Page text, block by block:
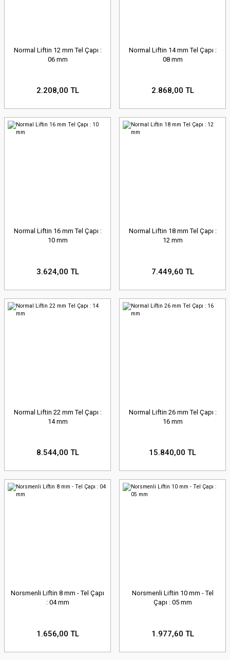
Normal Liftin 12 mm Tel Çapı :
06 mm
2.208,00 TL
Normal Liftin 14 mm Tel Çapı :
08 mm
2.868,00 TL
Normal Liftin 16 mm Tel Çapı :
10 mm
3.624,00 TL
Normal Liftin 18 mm Tel Çapı :
12 mm
7.449,60 TL
Normal Liftin 22 mm Tel Çapı :
14 mm
8.544,00 TL
Normal Liftin 26 mm Tel Çapı :
16 mm
15.840,00 TL
Norsmenli Liftin 8 mm - Tel Çapı
: 04 mm
1.656,00 TL
Norsmenli Liftin 10 mm - Tel
Çapı : 05 mm
1.977,60 TL